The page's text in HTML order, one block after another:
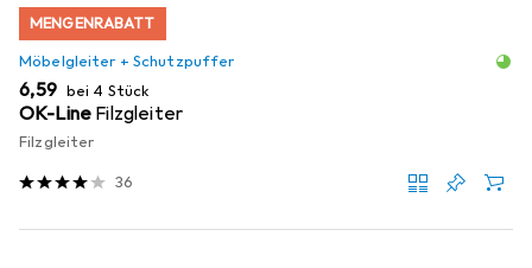
MENGENRABATT
Möbelgleiter + Schutzpuffer
EUR
6,59 bei 4 Stück
OK-Line Filzgleiter
Filzgleiter
36